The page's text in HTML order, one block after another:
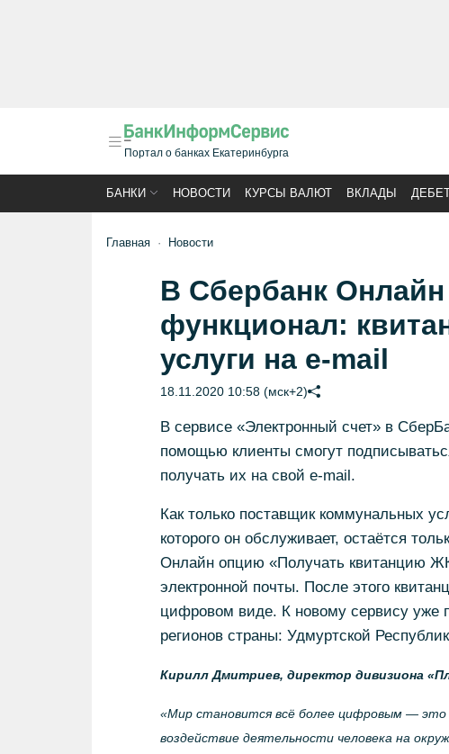
Портал о банках Екатеринбурга
БАНКИ НОВОСТИ КУРСЫ ВАЛЮТ ВКЛАДЫ
Главная Новости
В Сбербанк
функционал:
услуги на e-mail
18.11.2020 10:58 (мск+2)
В сервисе «Электронный счет» в
помощью клиенты смогут
получать их на свой e-mail.
Как только поставщик коммунальных
которого он обслуживает, остаётся
Онлайн опцию «Получать квитанцию
электронной почты. После этого
цифровом виде. К новому сервису уже
регионов страны: Удмуртской
Кирилл Дмитриев, директор дивизиона
«Мир становится всё более цифровым — это
воздействие деятельности человека на